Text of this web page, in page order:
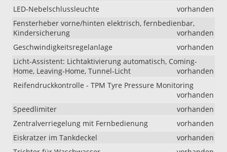
LED-Nebelschlussleuchte
vorhanden
Fensterheber vorne/hinten elektrisch, fernbedienbar,
Kindersicherung
vorhanden
Geschwindigkeitsregelanlage
vorhanden
Licht-Assistent: Lichtaktivierung automatisch, Coming-
Home, Leaving-Home, Tunnel-Licht
vorhanden
Reifendruckkontrolle - TPM Tyre Pressure Monitoring
vorhanden
Speedlimiter
vorhanden
Zentralverriegelung mit Fernbedienung
vorhanden
Eiskratzer im Tankdeckel
vorhanden